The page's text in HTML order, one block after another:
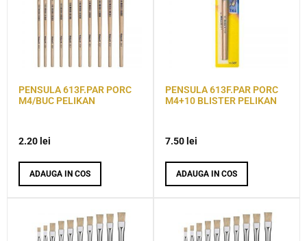
PENSULA 613F.PAR PORC
M4/BUC PELIKAN
2.20 lei
ADAUGA IN COS
PENSULA 613F.PAR PORC
M4+10 BLISTER PELIKAN
7.50 lei
ADAUGA IN COS